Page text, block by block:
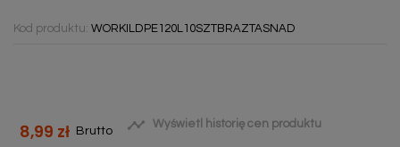
Kod produktu: WORKILDPE120L10SZTBRAZTASNAD
8,99 zł Brutto  Wyświetl historię cen produktu